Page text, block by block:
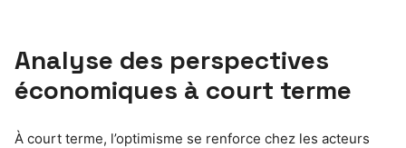
Analyse des perspectives
économiques à court terme
À court terme, l’optimisme se renforce chez les acteurs